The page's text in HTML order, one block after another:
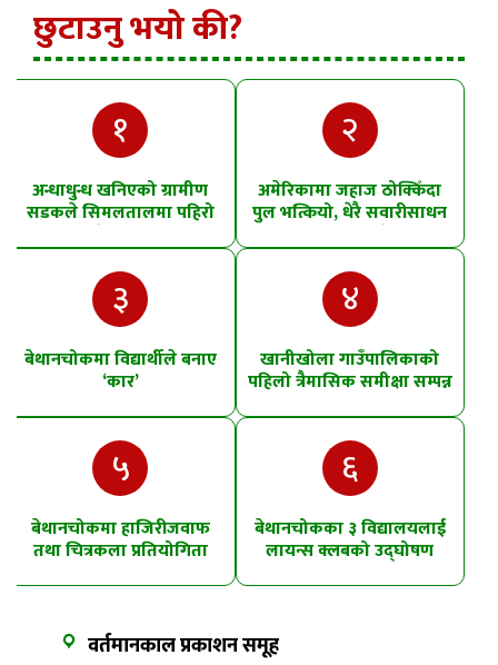
छुटाउनु भयो की?
१
अन्धाधुन्ध खनिएको ग्रामीण
सडकले सिमलतालमा पहिरो
२
अमेरिकामा जहाज ठोक्किँदा
पुल भत्कियो, धेरै सवारीसाधन
३
बेथानचोकमा विद्यार्थीले बनाए
‘कार’
४
खानीखोला गाउँपालिकाको
पहिलो त्रैमासिक समीक्षा सम्पन्न
५
बेथानचोकमा हाजिरीजवाफ
तथा चित्रकला प्रतियोगिता
६
बेथानचोकका ३ विद्यालयलाई
लायन्स क्लबको उद्घोषण
वर्तमानकाल प्रकाशन समूह